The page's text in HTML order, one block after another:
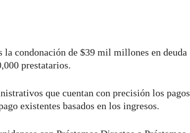
condonación de $39 mil millones en deuda
prestatarios.
que cuentan con precisión los pagos
existentes basados en los ingresos.